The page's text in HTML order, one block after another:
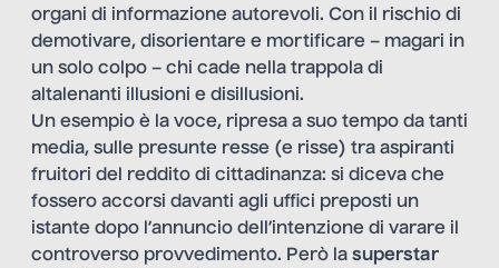
organi di informazione autorevoli. Con il rischio di
demotivare, disorientare e mortificare – magari in
un solo colpo – chi cade nella trappola di
altalenanti illusioni e disillusioni.
Un esempio è la voce, ripresa a suo tempo da tanti
media, sulle presunte resse (e risse) tra aspiranti
fruitori del reddito di cittadinanza: si diceva che
fossero accorsi davanti agli uffici preposti un
istante dopo l’annuncio dell’intenzione di varare il
controverso provvedimento. Però la superstar